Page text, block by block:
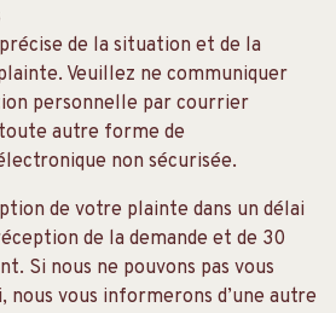
de la situation et de la
Veuillez ne communiquer
personnelle par courrier
autre forme de
non sécurisée.
de votre plainte dans un délai
de la demande et de 30
Si nous ne pouvons pas vous
nous vous informerons d’une autre